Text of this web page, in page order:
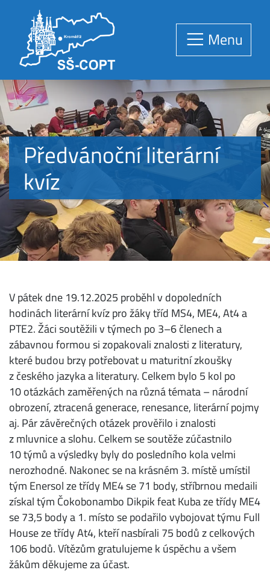
Menu
Předvánoční literární
kvíz
V pátek dne 19.12.2025 proběhl v dopoledních
hodinách literární kvíz pro žáky tříd MS4, ME4, At4 a
PTE2. Žáci soutěžili v týmech po 3–6 členech a
zábavnou formou si zopakovali znalosti z literatury,
které budou brzy potřebovat u maturitní zkoušky
z českého jazyka a literatury. Celkem bylo 5 kol po
10 otázkách zaměřených na různá témata – národní
obrození, ztracená generace, renesance, literární pojmy
aj. Pár závěrečných otázek prověřilo i znalosti
z mluvnice a slohu. Celkem se soutěže zúčastnilo
10 týmů a výsledky byly do posledního kola velmi
nerozhodné. Nakonec se na krásném 3. místě umístil
tým Enersol ze třídy ME4 se 71 body, stříbrnou medaili
získal tým Čokobonambo Dikpik feat Kuba ze třídy ME4
se 73,5 body a 1. místo se podařilo vybojovat týmu Full
House ze třídy At4, kteří nasbírali 75 bodů z celkových
106 bodů. Vítězům gratulujeme k úspěchu a všem
žákům děkujeme za účast.